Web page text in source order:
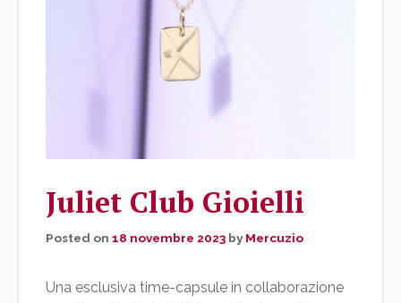
Juliet Club Gioielli
Posted on 18 novembre 2023 by Mercuzio
Una esclusiva time-capsule in collaborazione